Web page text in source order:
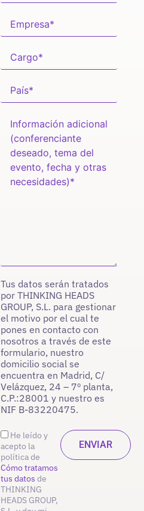
Tus datos serán tratados
por THINKING HEADS
GROUP, S.L. para gestionar
el motivo por el cual te
pones en contacto con
nosotros a través de este
formulario, nuestro
domicilio social se
encuentra en Madrid, C/
Velázquez, 24 – 7º planta,
C.P.:28001 y nuestro es
NIF B-83220475.
He leído y
acepto la
política de
Cómo tratamos
tus datos de
THINKING
HEADS GROUP,